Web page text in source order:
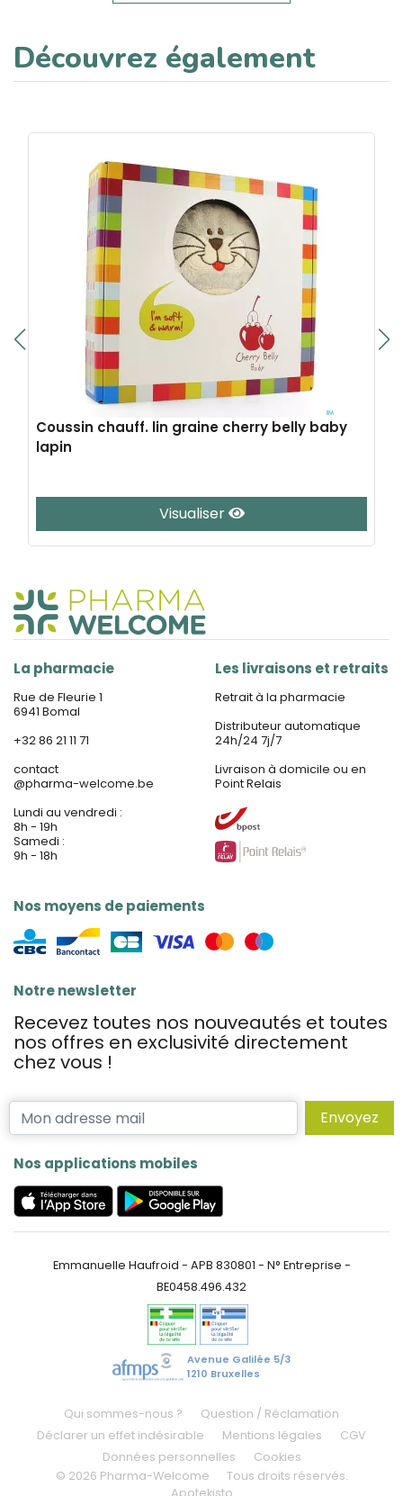
Découvrez également
Coussin chauff. lin graine cherry belly baby
lapin
Visualiser
La pharmacie
Rue de Fleurie 1
6941 Bomal
+32 86 21 11 71
contact
@pharma-welcome.be
Lundi au vendredi :
8h - 19h
Samedi :
9h - 18h
Nos moyens de paiements
Les livraisons et retraits
Retrait à la pharmacie
Distributeur automatique
24h/24 7j/7
Livraison à domicile ou en
Point Relais
Notre newsletter
Recevez toutes nos nouveautés et toutes
nos offres en exclusivité directement
chez vous !
Envoyez
Nos applications mobiles
Emmanuelle Haufroid - APB 830801 - N° Entreprise -
BE0458.496.432
Avenue Galilée 5/3
1210 Bruxelles
Qui sommes-nous ?
Question / Réclamation
Déclarer un effet indésirable
Mentions légales
CGV
Données personnelles
Cookies
© 2026 Pharma-Welcome
Tous droits réservés.
Apotekisto